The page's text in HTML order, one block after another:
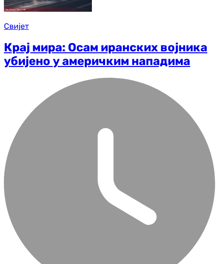
Свијет
Крај мира: Осам иранских војника
убијено у америчким нападима